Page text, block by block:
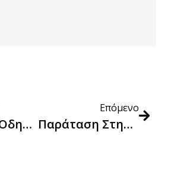
Εγκύκλιος Οδηγία ΥΠΑΝ Εφαρμογή Άρθρων 15Α Και 16 Ν 4177 2013
Επόμενο
Παράταση Στην Υποβολή Οικονομικών Καταστάσεων 2024